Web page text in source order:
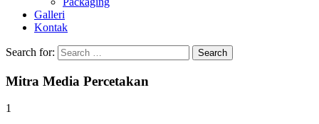
Galleri
Kontak
Search for:
Mitra Media Percetakan
1